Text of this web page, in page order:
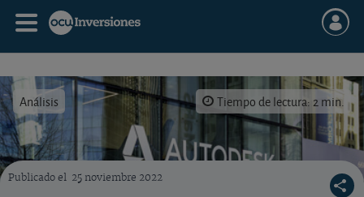
Análisis Tiempo de lectura: 2 min.
Qué hacer con esta acción de Autodesk, que ha rebajado ligeramente sus previsiones
Publicado el 25 noviembre 2022